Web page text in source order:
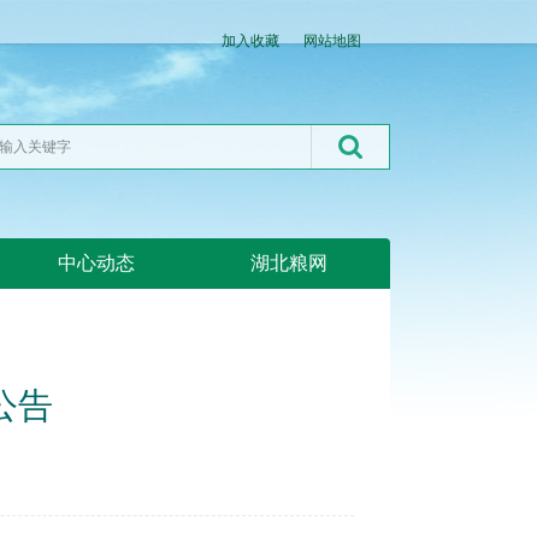
加入收藏 网站地图
中心动态 湖北粮网
告